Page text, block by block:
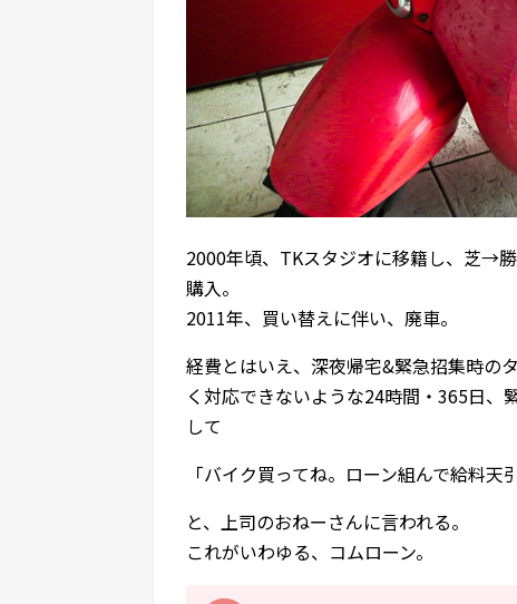
2000年頃、TKスタジオに移籍し、芝→
購入。
2011年、買い替えに伴い、廃車。
経費とはいえ、深夜帰宅&緊急招集時の
く対応できないような24時間・365日、
して
「バイク買ってね。ローン組んで給料天
と、上司のおねーさんに言われる。
これがいわゆる、コムローン。